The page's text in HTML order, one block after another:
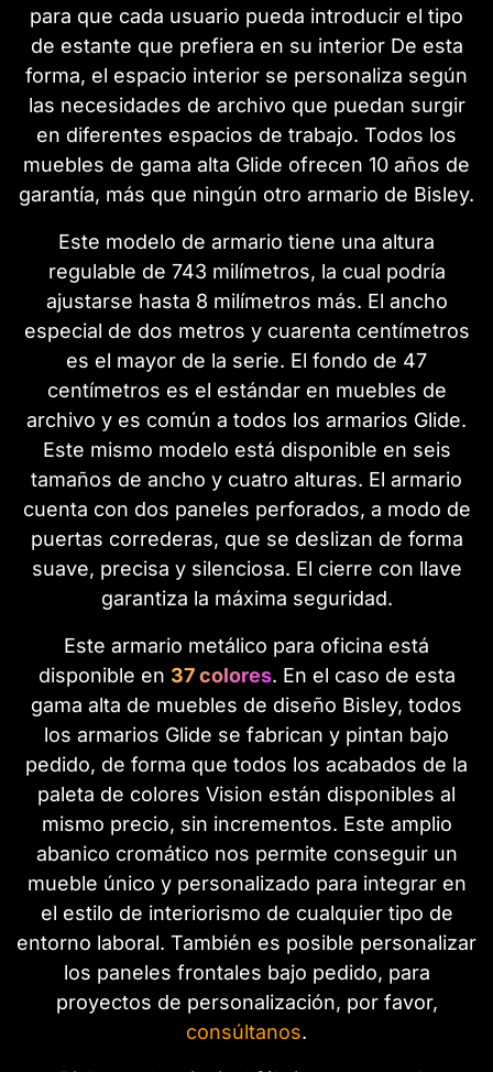
para que cada usuario pueda introducir el tipo
de estante que prefiera en su interior De esta
forma, el espacio interior se personaliza según
las necesidades de archivo que puedan surgir
en diferentes espacios de trabajo. Todos los
muebles de gama alta Glide ofrecen 10 años de
garantía, más que ningún otro armario de Bisley.
Este modelo de armario tiene una altura
regulable de 743 milímetros, la cual podría
ajustarse hasta 8 milímetros más. El ancho
especial de dos metros y cuarenta centímetros
es el mayor de la serie. El fondo de 47
centímetros es el estándar en muebles de
archivo y es común a todos los armarios Glide.
Este mismo modelo está disponible en seis
tamaños de ancho y cuatro alturas. El armario
cuenta con dos paneles perforados, a modo de
puertas correderas, que se deslizan de forma
suave, precisa y silenciosa. El cierre con llave
garantiza la máxima seguridad.
Este armario metálico para oficina está
disponible en 37 colores. En el caso de esta
gama alta de muebles de diseño Bisley, todos
los armarios Glide se fabrican y pintan bajo
pedido, de forma que todos los acabados de la
paleta de colores Vision están disponibles al
mismo precio, sin incrementos. Este amplio
abanico cromático nos permite conseguir un
mueble único y personalizado para integrar en
el estilo de interiorismo de cualquier tipo de
entorno laboral. También es posible personalizar
los paneles frontales bajo pedido, para
proyectos de personalización, por favor,
consúltanos.